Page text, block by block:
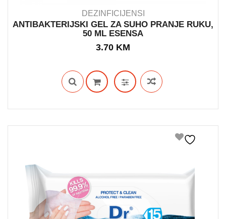
DEZINFICIJENSI
ANTIBAKTERIJSKI GEL ZA SUHO PRANJE RUKU,
50 ML ESENSA
3.70 KM